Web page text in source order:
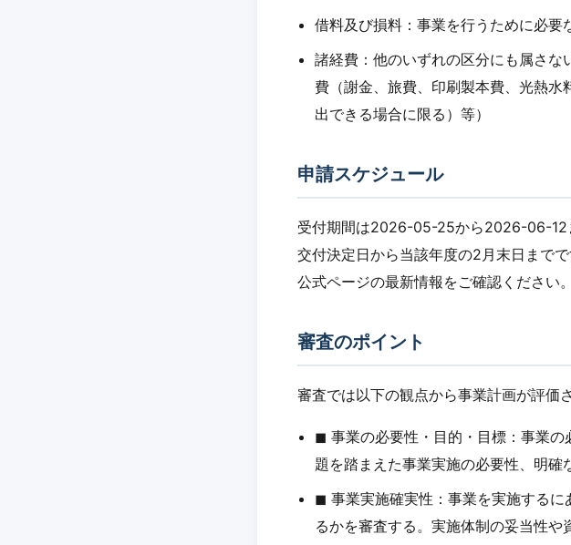
借料及び損料：事業を行うために必
諸経費：他のいずれの区分にも属さ
費（謝金、旅費、印刷製本費、光熱
出できる場合に限る）等）
申請スケジュール
受付期間は2026-05-25から2026-06-12
交付決定日から当該年度の2月末日まで
公式ページの最新情報をご確認ください。
審査のポイント
審査では以下の観点から事業計画が評価
◼︎ 事業の必要性・目的・目標：事業
題を踏まえた事業実施の必要性、明確
◼︎ 事業実施確実性：事業を実施する
るかを審査する。実施体制の妥当性や